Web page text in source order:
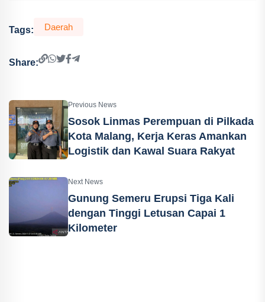
Tags: Daerah
Share:
Previous News
Sosok Linmas Perempuan di Pilkada
Kota Malang, Kerja Keras Amankan
Logistik dan Kawal Suara Rakyat
Next News
Gunung Semeru Erupsi Tiga Kali
dengan Tinggi Letusan Capai 1
Kilometer